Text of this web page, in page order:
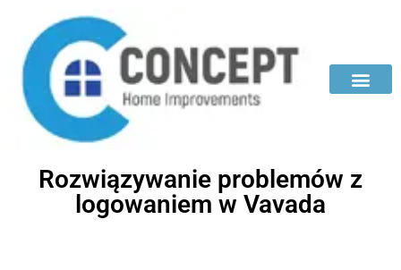
Rozwiązywanie problemów z
logowaniem w Vavada